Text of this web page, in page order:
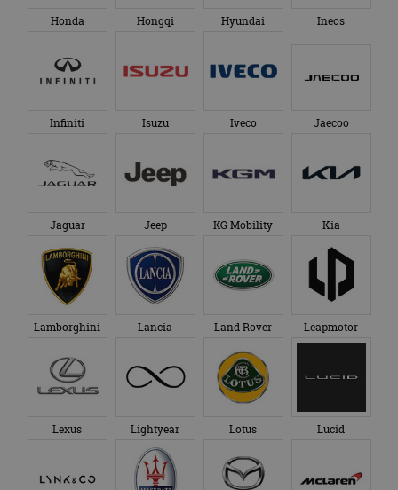
Honda Hongqi Hyundai Ineos
Infiniti Isuzu Iveco Jaecoo
Jaguar Jeep KG Mobility Kia
Lamborghini Lancia Land Rover Leapmotor
Lexus Lightyear Lotus Lucid